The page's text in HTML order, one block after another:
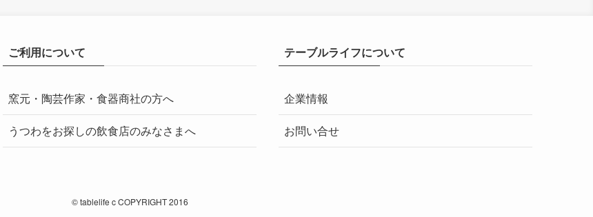
ご利用について
窯元・陶芸作家・食器商社の方へ
うつわをお探しの飲食店のみなさまへ
テーブルライフについて
企業情報
お問い合せ
©tablelife c COPYRIGHT 2016